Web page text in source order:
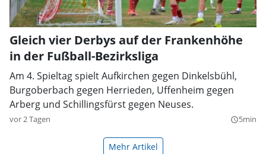
Gleich vier Derbys auf der Frankenhöhe
in der Fußball-Bezirksliga
Am 4. Spieltag spielt Aufkirchen gegen Dinkelsbühl,
Burgoberbach gegen Herrieden, Uffenheim gegen
Arberg und Schillingsfürst gegen Neuses.
vor 2 Tagen query_builder5min
Mehr Artikel